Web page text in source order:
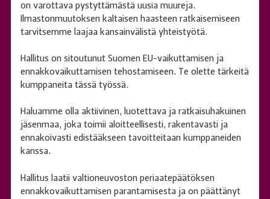
on varottava pystyttämästä uusia muureja.
Ilmastonmuutoksen kaltaisen haasteen ratkaisemiseen
tarvitsemme laajaa kansainvälistä yhteistyötä.
Hallitus on sitoutunut Suomen EU-vaikuttamisen ja
ennakkovaikuttamisen tehostamiseen. Te olette tärkeitä
kumppaneita tässä työssä.
Haluamme olla aktiivinen, luotettava ja ratkaisuhakuinen
jäsenmaa, joka toimii aloitteellisesti, rakentavasti ja
ennakoivasti edistääkseen tavoitteitaan kumppaneiden
kanssa.
Hallitus laatii valtioneuvoston periaatepäätöksen
ennakkovaikuttamisen parantamisesta ja on päättänyt